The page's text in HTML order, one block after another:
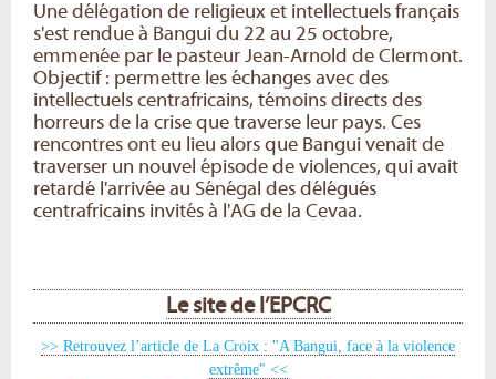
Une délégation de religieux et intellectuels français
s'est rendue à Bangui du 22 au 25 octobre,
emmenée par le pasteur Jean-Arnold de Clermont.
Objectif : permettre les échanges avec des
intellectuels centrafricains, témoins directs des
horreurs de la crise que traverse leur pays. Ces
rencontres ont eu lieu alors que Bangui venait de
traverser un nouvel épisode de violences, qui avait
retardé l'arrivée au Sénégal des délégués
centrafricains invités à l'AG de la Cevaa.
Le site de l’EPCRC
>> Retrouvez l’article de La Croix : "A Bangui, face à la violence
extrême" <<